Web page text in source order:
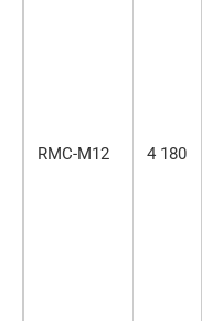
RMC-M12 4 180